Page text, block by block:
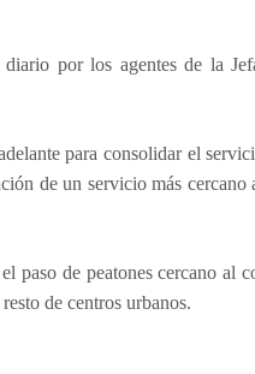
por los agentes de la
para consolidar el
de un servicio más
paso de peatones cercano al
de centros urbanos.